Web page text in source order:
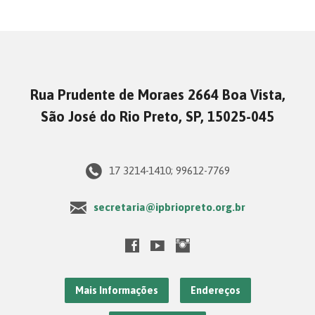
Rua Prudente de Moraes 2664 Boa Vista,
São José do Rio Preto, SP, 15025-045
17 3214-1410; 99612-7769
secretaria@ipbriopreto.org.br
Mais Informações Endereços